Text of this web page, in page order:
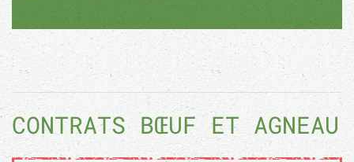
CONTRATS BŒUF ET AGNEAU